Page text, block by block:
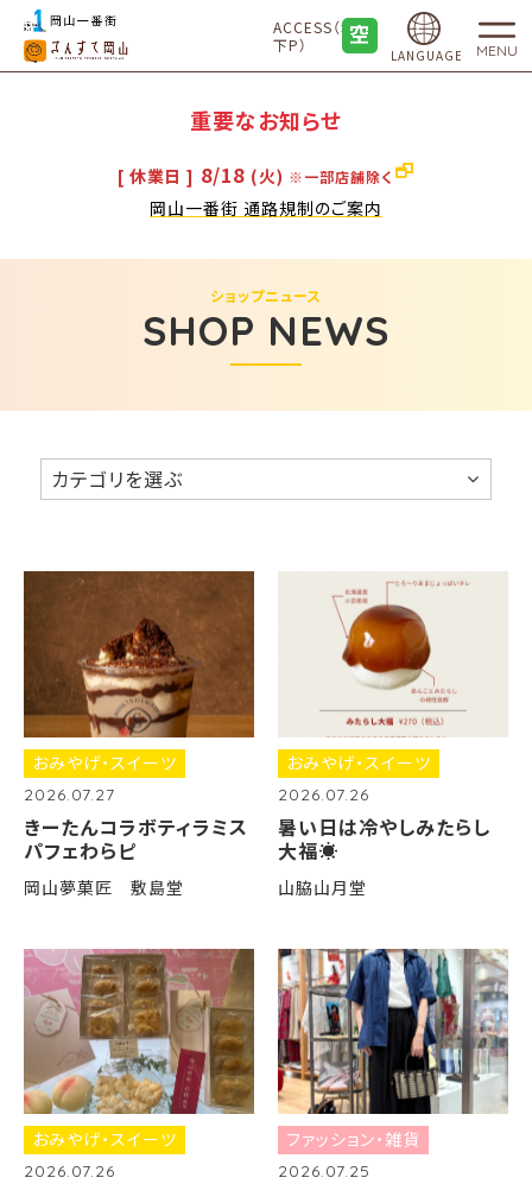
ACCESS（地
下P）
LANGUAGE MENU
重要なお知らせ
[ 休業日 ] 8/18 (火) ※一部店舗除く
岡山一番街 通路規制のご案内
SHOP NEWS
ショップニュース
カテゴリを選ぶ
おみやげ・スイーツ
2026.07.27
きーたんコラボティラミス
パフェわらピ
岡山夢菓匠 敷島堂
おみやげ・スイーツ
2026.07.26
暑い日は冷やしみたらし
大福☀️
山脇山月堂
おみやげ・スイーツ
2026.07.26
ファッション・雑貨
2026.07.25